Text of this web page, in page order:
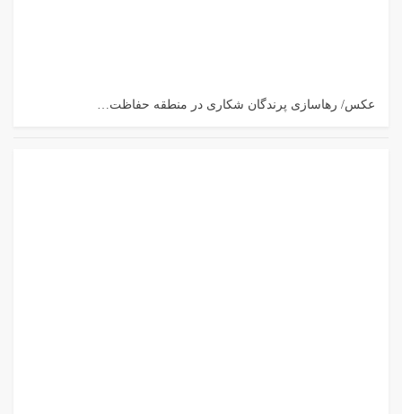
عکس/ رهاسازی پرندگان شکاری در منطقه حفاظت…